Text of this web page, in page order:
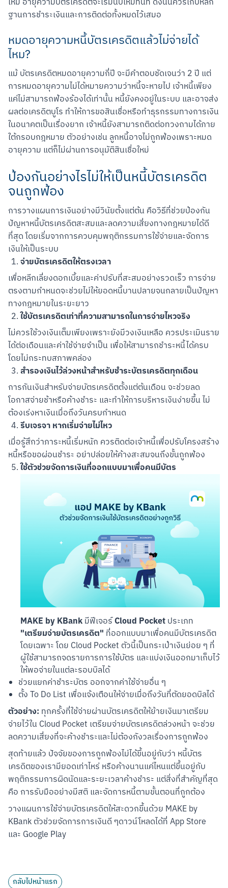
สแกนเพื่อดาวน์โหลด
ใหม่ อายุความบัตรเครดิตจะเริ่มนับใหม่ทันที ดังนั้นควรเก็บหลัก
ฐานการชำระเงินและการติดต่อทั้งหมดไว้เสมอ
หมดอายุความหนี้บัตรเครดิตแล้วไม่จ่ายได้
ไหม?
แม้ บัตรเครดิตหมดอายุความกี่ปี จะมีคำตอบชัดเจนว่า 2 ปี แต่
การหมดอายุความไม่ได้หมายความว่าหนี้จะหายไป เจ้าหนี้เพียง
แค่ไม่สามารถฟ้องร้องได้เท่านั้น หนี้ยังคงอยู่ในระบบ และอาจส่ง
ผลต่อเครดิตบูโร ทำให้การขอสินเชื่อหรือทำธุรกรรมทางการเงิน
ในอนาคตเป็นเรื่องยาก เจ้าหนี้ยังสามารถติดต่อทวงถามได้ภาย
ใต้กรอบกฎหมาย ตัวอย่างเช่น ลูกหนี้อาจไม่ถูกฟ้องเพราะหมด
อายุความ แต่ก็ไม่ผ่านการอนุมัติสินเชื่อใหม่
ป้องกันอย่างไรไม่ให้เป็นหนี้บัตรเครดิต
จนถูกฟ้อง
การวางแผนการเงินอย่างมีวินัยตั้งแต่ต้น คือวิธีที่ช่วยป้องกัน
ปัญหาหนี้บัตรเครดิตสะสมและลดความเสี่ยงทางกฎหมายได้ดี
ที่สุด โดยเริ่มจากการควบคุมพฤติกรรมการใช้จ่ายและจัดการ
เงินให้เป็นระบบ
จ่ายบัตรเครดิตให้ตรงเวลา
เพื่อหลีกเลี่ยงดอกเบี้ยและค่าปรับที่สะสมอย่างรวดเร็ว การจ่าย
ตรงตามกำหนดจะช่วยไม่ให้ยอดหนี้บานปลายจนกลายเป็นปัญหา
ทางกฎหมายในระยะยาว
ใช้บัตรเครดิตเท่าที่ความสามารถในการจ่ายไหวจริง
ไม่ควรใช้วงเงินเต็มเพียงเพราะยังมีวงเงินเหลือ ควรประเมินราย
ได้ต่อเดือนและค่าใช้จ่ายจำเป็น เพื่อให้สามารถชำระหนี้ได้ครบ
โดยไม่กระทบสภาพคล่อง
สำรองเงินไว้ล่วงหน้าสำหรับชำระบัตรเครดิตทุกเดือน
การกันเงินสำหรับจ่ายบัตรเครดิตตั้งแต่ต้นเดือน จะช่วยลด
โอกาสจ่ายช้าหรือค้างชำระ และทำให้การบริหารเงินง่ายขึ้น ไม่
ต้องเร่งหาเงินเมื่อถึงวันครบกำหนด
รีบเจรจา หากเริ่มจ่ายไม่ไหว
เมื่อรู้สึกว่าภาระหนี้เริ่มหนัก ควรติดต่อเจ้าหนี้เพื่อปรับโครงสร้าง
หนี้หรือขอผ่อนชำระ อย่าปล่อยให้ค้างสะสมจนถึงขั้นถูกฟ้อง
ใช้ตัวช่วยจัดการเงินที่ออกแบบมาเพื่อคนมีบัตร
MAKE by KBankมีฟีเจอร์Cloud Pocketประเภท
"เตรียมจ่ายบัตรเครดิต" ที่ออกแบบมาเพื่อคนมีบัตรเครดิต
โดยเฉพาะ โดย Cloud Pocket ตัวนี้เป็นกระเป๋าเงินย่อย ๆ ที่
ผู้ใช้สามารถจดรายการการใช้บัตร และแบ่งเงินออกมาเก็บไว้
ให้พอจ่ายในแต่ละรอบบิลได้
ช่วยแยกค่าชำระบัตร ออกจากค่าใช้จ่ายอื่น ๆ
ตั้ง To Do List เพื่อแจ้งเตือนให้จ่ายเมื่อถึงวันที่ตัดยอดบิลได้
ตัวอย่าง: ทุกครั้งที่ใช้จ่ายผ่านบัตรเครดิตให้ย้ายเงินมาเตรียม
จ่ายไว้ใน Cloud Pocket เตรียมจ่ายบัตรเครดิตล่วงหน้า จะช่วย
ลดความเสี่ยงที่จะค้างชำระและไม่ต้องกังวลเรื่องการถูกฟ้อง
สุดท้ายแล้ว ปัจจัยของการถูกฟ้องไม่ได้ขึ้นอยู่กับว่า หนี้บัตร
เครดิตของเรามียอดเท่าไหร่ หรือค้างนานแค่ไหนแต่ขึ้นอยู่กับ
พฤติกรรมการผิดนัดและระยะเวลาค้างชำระ แต่สิ่งที่สำคัญที่สุด
คือ การรับมืออย่างมีสติ และจัดการหนี้ตามขั้นตอนที่ถูกต้อง
วางแผนการใช้จ่ายบัตรเครดิตให้สะดวกขึ้นด้วย MAKE by
KBank ตัวช่วยจัดการการเงินดี ๆดาวน์โหลดได้ที่ App Store
และ Google Play
กลับไปหน้าแรก